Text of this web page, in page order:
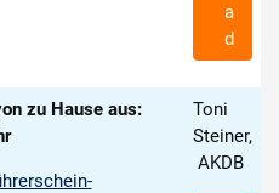
a
d
zu Hause aus:
Toni
Steiner,
AKDB